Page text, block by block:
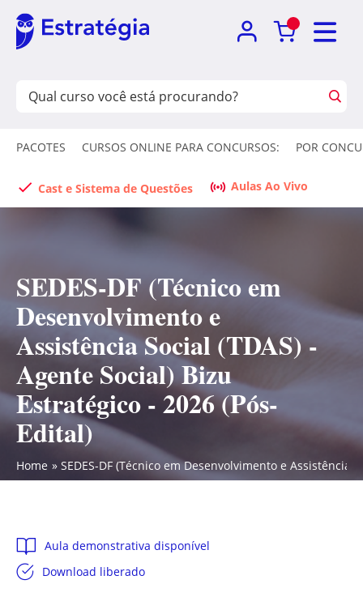
PACOTES CURSOS ONLINE PARA CONCURSOS: POR
Cast e Sistema de Questões Aulas Ao Vivo
SEDES-DF (Técnico em
Desenvolvimento e
Assistência Social (TDAS) -
Agente Social) Bizu
Estratégico - 2026 (Pós-
Edital)
Home SEDES-DF (Técnico em Desenvolvimento e Assistência
Aula demonstrativa disponível
Download liberado